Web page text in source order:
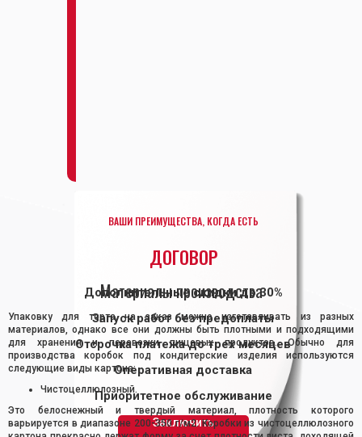
ВАШИ ПРЕИМУЩЕСТВА, КОГДА ЕСТЬ
ДОГОВОР
Дополнительные скидки до 30%
Запуск работ без предоплаты
Отсрочка платежа до трех месяцев
Оперативная доставка
Приоритетное обслуживание
Заключить
Материалы производства
Упаковку для торта на заказ можно изготавливать из разных
материалов, однако все они должны быть плотными и подходящими
для хранения и перевозки пищевых продуктов. Обычно для
производства коробок под кондитерские изделия используются
следующие виды картона:
Чистоцеллюлозный.
Это белоснежный и твердый материал, плотность которого
варьируется в диапазоне 200-350 г/м2. Коробки из чистоцеллюлозного